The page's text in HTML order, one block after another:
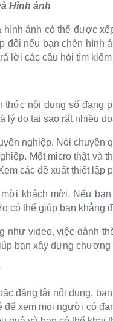
Hình ảnh
ảnh có thể được
đôi nếu bạn chèn hình
lời các câu hỏi tìm kiếm
thức nội dung số
lý do tại sao rất nhiều
nghiệp. Nói chuyện
Một micro thật và
các đề xuất thiết lập
khách mời. Nếu
có thể giúp bạn khẳng
như video, việc dành
bạn xây dựng
đăng tải nội dung,
để xem mọi người có